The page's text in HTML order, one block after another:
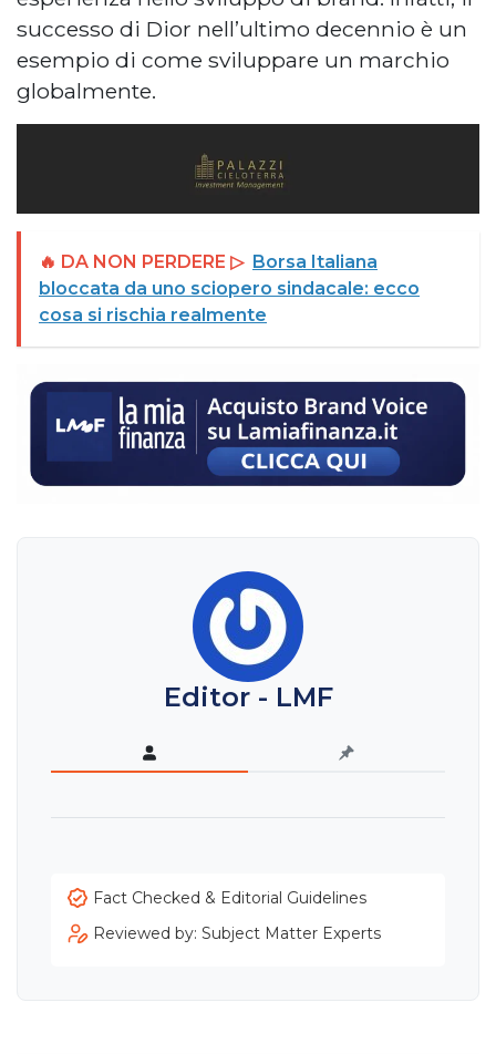
successo di Dior nell’ultimo decennio è un
esempio di come sviluppare un marchio
globalmente.
🔥 DA NON PERDERE ▷ Borsa Italiana
bloccata da uno sciopero sindacale: ecco
cosa si rischia realmente
Editor - LMF
Fact Checked & Editorial Guidelines
Reviewed by: Subject Matter Experts